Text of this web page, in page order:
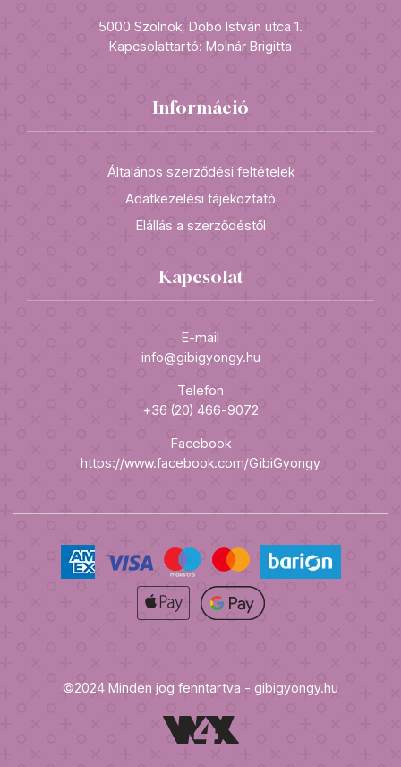
5000 Szolnok, Dobó István utca 1.
Kapcsolattartó: Molnár Brigitta
Információ
Általános szerződési feltételek
Adatkezelési tájékoztató
Elállás a szerződéstől
Kapcsolat
E-mail
info@gibigyongy.hu
Telefon
+36 (20) 466-9072
Facebook
https://www.facebook.com/GibiGyongy
©2024 Minden jog fenntartva - gibigyongy.hu